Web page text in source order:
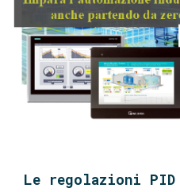
Le regolazioni